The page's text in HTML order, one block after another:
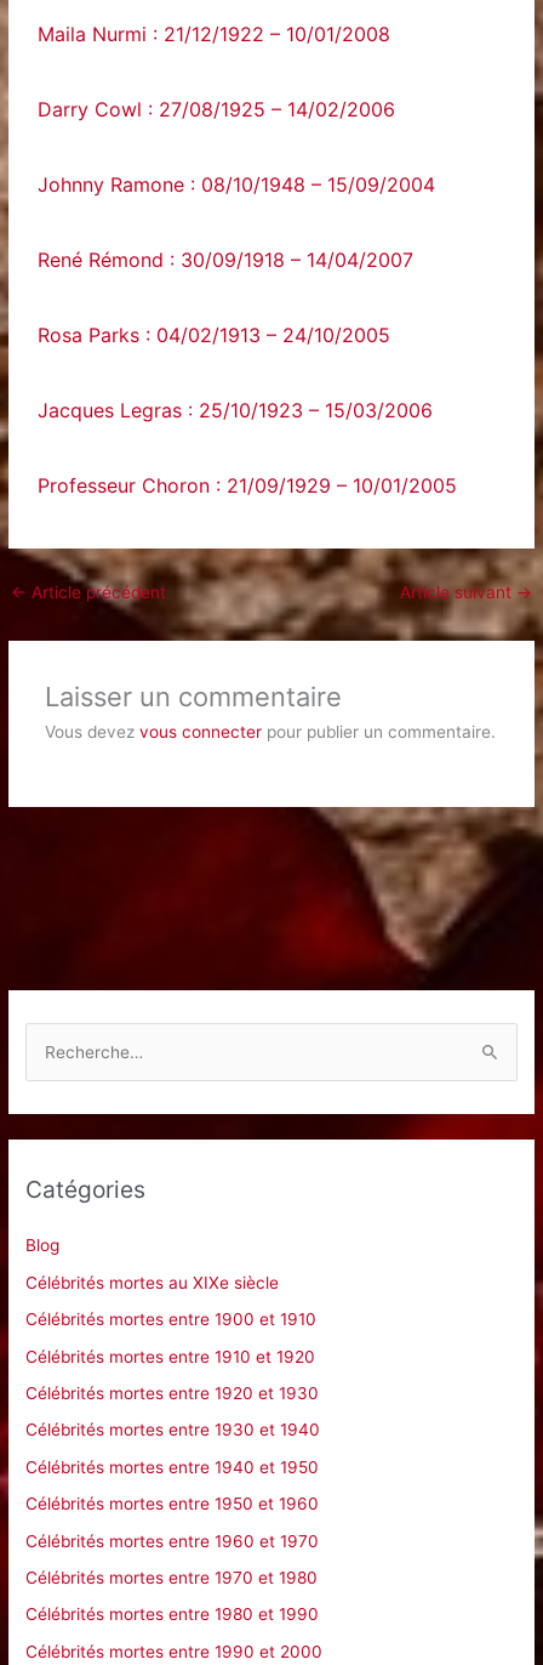
Maila Nurmi : 21/12/1922 – 10/01/2008
Darry Cowl : 27/08/1925 – 14/02/2006
Johnny Ramone : 08/10/1948 – 15/09/2004
René Rémond : 30/09/1918 – 14/04/2007
Rosa Parks : 04/02/1913 – 24/10/2005
Jacques Legras : 25/10/1923 – 15/03/2006
Professeur Choron : 21/09/1929 – 10/01/2005
← Article précédent Article suivant →
Laisser un commentaire
Vous devez vous connecterpour publier un commentaire.
h
r
:
Catégories
Blog
Célébrités mortes au XIXe siècle
Célébrités mortes entre 1900 et 1910
Célébrités mortes entre 1910 et 1920
Célébrités mortes entre 1920 et 1930
Célébrités mortes entre 1930 et 1940
Célébrités mortes entre 1940 et 1950
Célébrités mortes entre 1950 et 1960
Célébrités mortes entre 1960 et 1970
Célébrités mortes entre 1970 et 1980
Célébrités mortes entre 1980 et 1990
Célébrités mortes entre 1990 et 2000